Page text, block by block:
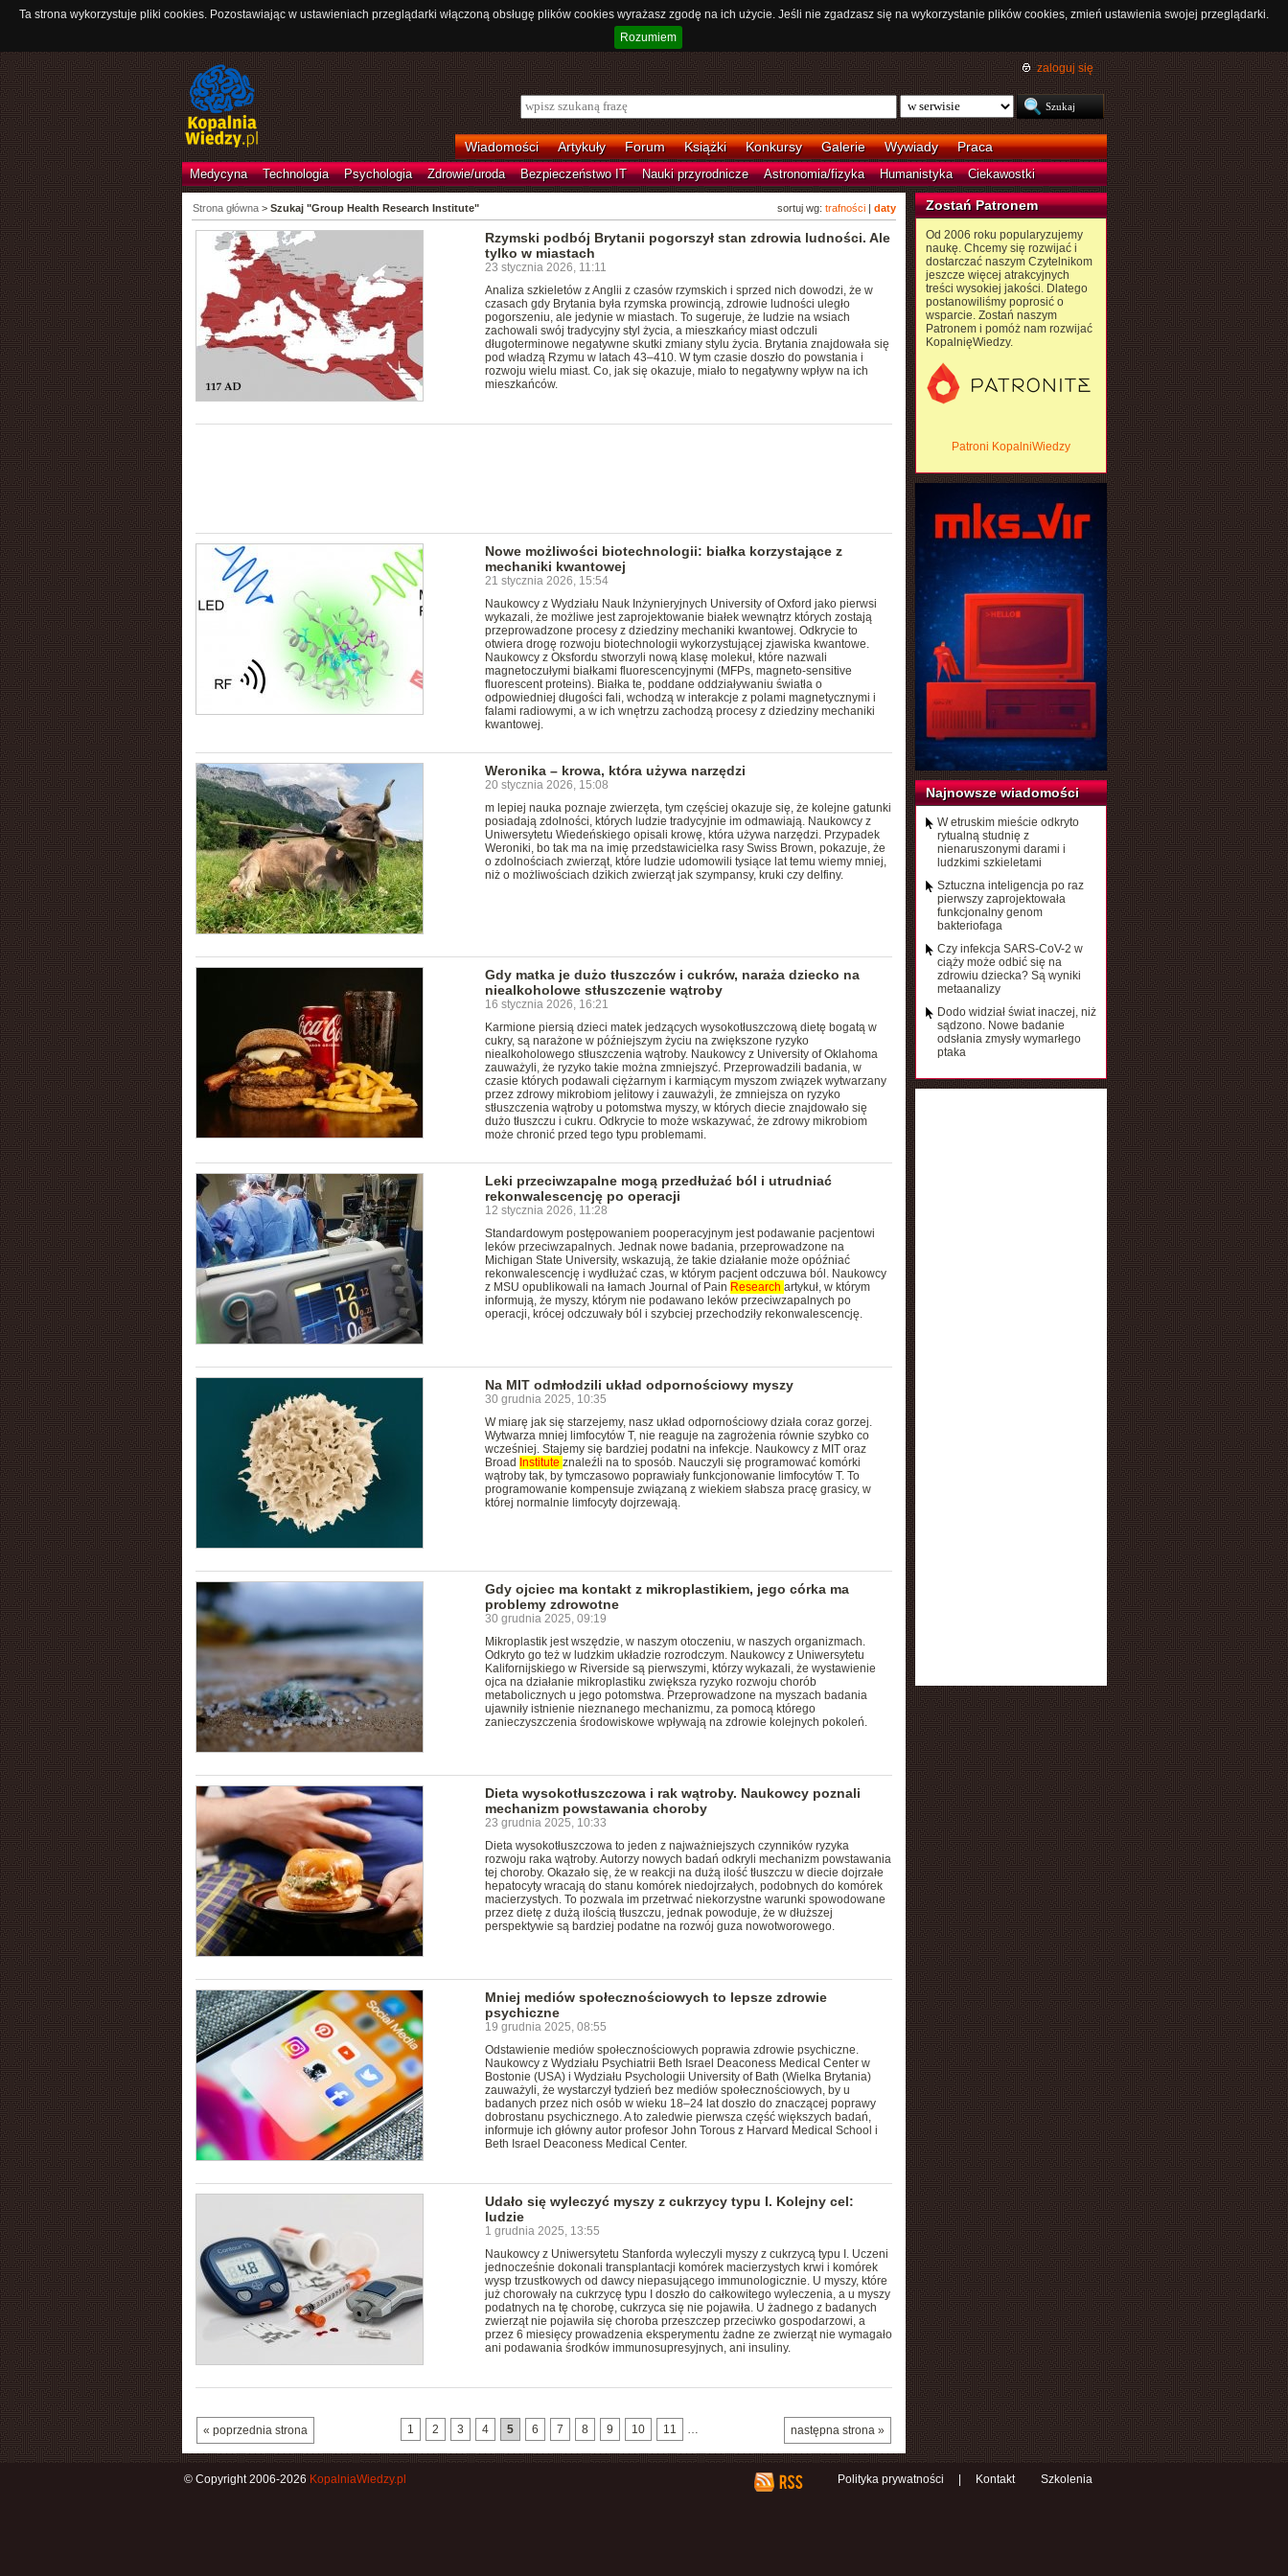
Ta strona wykorzystuje pliki cookies. Pozostawiając w ustawieniach przeglądarki włączoną obsługę plików cookies wyrażasz zgodę na ich użycie. Jeśli nie zgadzasz się na wykorzystanie plików cookies, zmień ustawienia swojej przeglądarki.
Rozumiem
zaloguj się
Wiadomości Artykuły Forum Książki Konkursy Galerie Wywiady Praca
Medycyna Technologia Psychologia Zdrowie/uroda Bezpieczeństwo IT Nauki przyrodnicze Astronomia/fizyka Humanistyka Ciekawostki
sortuj wg: trafności| daty
Strona główna> Szukaj "Group Health Research Institute"
Rzymski podbój Brytanii pogorszył stan zdrowia ludności. Ale
tylko w miastach
23 stycznia 2026, 11:11
Analiza szkieletów z Anglii z czasów rzymskich i sprzed nich dowodzi, że w
czasach gdy Brytania była rzymska prowincją, zdrowie ludności uległo
pogorszeniu, ale jedynie w miastach. To sugeruje, że ludzie na wsiach
zachowali swój tradycyjny styl życia, a mieszkańcy miast odczuli
długoterminowe negatywne skutki zmiany stylu życia. Brytania znajdowała się
pod władzą Rzymu w latach 43–410. W tym czasie doszło do powstania i
rozwoju wielu miast. Co, jak się okazuje, miało to negatywny wpływ na ich
mieszkańców.
Nowe możliwości biotechnologii: białka korzystające z
mechaniki kwantowej
21 stycznia 2026, 15:54
Naukowcy z Wydziału Nauk Inżynieryjnych University of Oxford jako pierwsi
wykazali, że możliwe jest zaprojektowanie białek wewnątrz których zostają
przeprowadzone procesy z dziedziny mechaniki kwantowej. Odkrycie to
otwiera drogę rozwoju biotechnologii wykorzystującej zjawiska kwantowe.
Naukowcy z Oksfordu stworzyli nową klasę molekuł, które nazwali
magnetoczułymi białkami fluorescencyjnymi (MFPs, magneto-sensitive
fluorescent proteins). Białka te, poddane oddziaływaniu światła o
odpowiedniej długości fali, wchodzą w interakcje z polami magnetycznymi i
falami radiowymi, a w ich wnętrzu zachodzą procesy z dziedziny mechaniki
kwantowej.
Weronika – krowa, która używa narzędzi
20 stycznia 2026, 15:08
m lepiej nauka poznaje zwierzęta, tym częściej okazuje się, że kolejne gatunki
posiadają zdolności, których ludzie tradycyjnie im odmawiają. Naukowcy z
Uniwersytetu Wiedeńskiego opisali krowę, która używa narzędzi. Przypadek
Weroniki, bo tak ma na imię przedstawicielka rasy Swiss Brown, pokazuje, że
o zdolnościach zwierząt, które ludzie udomowili tysiące lat temu wiemy mniej,
niż o możliwościach dzikich zwierząt jak szympansy, kruki czy delfiny.
Gdy matka je dużo tłuszczów i cukrów, naraża dziecko na
niealkoholowe stłuszczenie wątroby
16 stycznia 2026, 16:21
Karmione piersią dzieci matek jedzących wysokotłuszczową dietę bogatą w
cukry, są narażone w późniejszym życiu na zwiększone ryzyko
niealkoholowego stłuszczenia wątroby. Naukowcy z University of Oklahoma
zauważyli, że ryzyko takie można zmniejszyć. Przeprowadzili badania, w
czasie których podawali ciężarnym i karmiącym myszom związek wytwarzany
przez zdrowy mikrobiom jelitowy i zauważyli, że zmniejsza on ryzyko
stłuszczenia wątroby u potomstwa myszy, w których diecie znajdowało się
dużo tłuszczu i cukru. Odkrycie to może wskazywać, że zdrowy mikrobiom
może chronić przed tego typu problemami.
Leki przeciwzapalne mogą przedłużać ból i utrudniać
rekonwalescencję po operacji
12 stycznia 2026, 11:28
Standardowym postępowaniem pooperacyjnym jest podawanie pacjentowi
leków przeciwzapalnych. Jednak nowe badania, przeprowadzone na
Michigan State University, wskazują, że takie działanie może opóźniać
rekonwalescencję i wydłużać czas, w którym pacjent odczuwa ból. Naukowcy
z MSU opublikowali na łamach Journal of Pain Research artykuł, w którym
informują, że myszy, którym nie podawano leków przeciwzapalnych po
operacji, krócej odczuwały ból i szybciej przechodziły rekonwalescencję.
Na MIT odmłodzili układ odpornościowy myszy
30 grudnia 2025, 10:35
W miarę jak się starzejemy, nasz układ odpornościowy działa coraz gorzej.
Wytwarza mniej limfocytów T, nie reaguje na zagrożenia równie szybko co
wcześniej. Stajemy się bardziej podatni na infekcje. Naukowcy z MIT oraz
Broad Institute znaleźli na to sposób. Nauczyli się programować komórki
wątroby tak, by tymczasowo poprawiały funkcjonowanie limfocytów T. To
programowanie kompensuje związaną z wiekiem słabsza pracę grasicy, w
której normalnie limfocyty dojrzewają.
Gdy ojciec ma kontakt z mikroplastikiem, jego córka ma
problemy zdrowotne
30 grudnia 2025, 09:19
Mikroplastik jest wszędzie, w naszym otoczeniu, w naszych organizmach.
Odkryto go też w ludzkim układzie rozrodczym. Naukowcy z Uniwersytetu
Kalifornijskiego w Riverside są pierwszymi, którzy wykazali, że wystawienie
ojca na działanie mikroplastiku zwiększa ryzyko rozwoju chorób
metabolicznych u jego potomstwa. Przeprowadzone na myszach badania
ujawniły istnienie nieznanego mechanizmu, za pomocą którego
zanieczyszczenia środowiskowe wpływają na zdrowie kolejnych pokoleń.
Dieta wysokotłuszczowa i rak wątroby. Naukowcy poznali
mechanizm powstawania choroby
23 grudnia 2025, 10:33
Dieta wysokotłuszczowa to jeden z najważniejszych czynników ryzyka
rozwoju raka wątroby. Autorzy nowych badań odkryli mechanizm powstawania
tej choroby. Okazało się, że w reakcji na dużą ilość tłuszczu w diecie dojrzałe
hepatocyty wracają do stanu komórek niedojrzałych, podobnych do komórek
macierzystych. To pozwala im przetrwać niekorzystne warunki spowodowane
przez dietę z dużą ilością tłuszczu, jednak powoduje, że w dłuższej
perspektywie są bardziej podatne na rozwój guza nowotworowego.
Mniej mediów społecznościowych to lepsze zdrowie
psychiczne
19 grudnia 2025, 08:55
Odstawienie mediów społecznościowych poprawia zdrowie psychiczne.
Naukowcy z Wydziału Psychiatrii Beth Israel Deaconess Medical Center w
Bostonie (USA) i Wydziału Psychologii University of Bath (Wielka Brytania)
zauważyli, że wystarczył tydzień bez mediów społecznościowych, by u
badanych przez nich osób w wieku 18–24 lat doszło do znaczącej poprawy
dobrostanu psychicznego. A to zaledwie pierwsza część większych badań,
informuje ich główny autor profesor John Torous z Harvard Medical School i
Beth Israel Deaconess Medical Center.
Udało się wyleczyć myszy z cukrzycy typu I. Kolejny cel:
ludzie
1 grudnia 2025, 13:55
Naukowcy z Uniwersytetu Stanforda wyleczyli myszy z cukrzycą typu I. Uczeni
jednocześnie dokonali transplantacji komórek macierzystych krwi i komórek
wysp trzustkowych od dawcy niepasującego immunologicznie. U myszy, które
już chorowały na cukrzycę typu I doszło do całkowitego wyleczenia, a u myszy
podatnych na tę chorobę, cukrzyca się nie pojawiła. U żadnego z badanych
zwierząt nie pojawiła się choroba przeszczep przeciwko gospodarzowi, a
przez 6 miesięcy prowadzenia eksperymentu żadne ze zwierząt nie wymagało
ani podawania środków immunosupresyjnych, ani insuliny.
« poprzednia strona następna strona »
1 2 3 4 5 6 7 8 9 10 11 …
Zostań Patronem
Od 2006 roku popularyzujemy
naukę. Chcemy się rozwijać i
dostarczać naszym Czytelnikom
jeszcze więcej atrakcyjnych
treści wysokiej jakości. Dlatego
postanowiliśmy poprosić o
wsparcie. Zostań naszym
Patronem i pomóż nam rozwijać
KopalnięWiedzy.
Patroni KopalniWiedzy
Najnowsze wiadomości
W etruskim mieście odkryto
rytualną studnię z
nienaruszonymi darami i
ludzkimi szkieletami
Sztuczna inteligencja po raz
pierwszy zaprojektowała
funkcjonalny genom
bakteriofaga
Czy infekcja SARS-CoV-2 w
ciąży może odbić się na
zdrowiu dziecka? Są wyniki
metaanalizy
Dodo widział świat inaczej, niż
sądzono. Nowe badanie
odsłania zmysły wymarłego
ptaka
Polityka prywatności Kontakt Szkolenia
© Copyright 2006-2026 KopalniaWiedzy.pl